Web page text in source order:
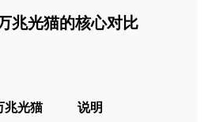
兆光猫的核心对比
兆光猫 说明